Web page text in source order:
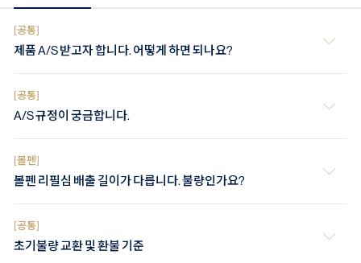
[공통]
제품 A/S 받고자 합니다. 어떻게 하면 되나요?
[공통]
A/S 규정이 궁금합니다.
[볼펜]
볼펜 리필심 배출 길이가 다릅니다. 불량인가요?
[공통]
초기불량 교환 및 환불 기준